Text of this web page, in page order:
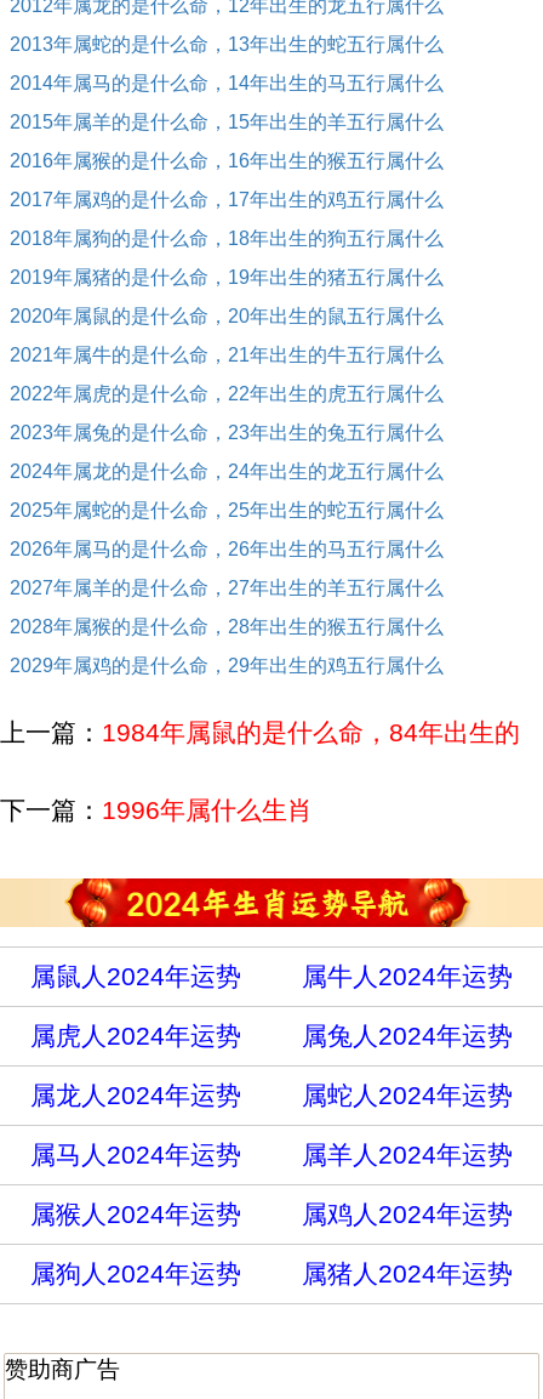
2012年属龙的是什么命，12年出生的龙五行属什么
2013年属蛇的是什么命，13年出生的蛇五行属什么
2014年属马的是什么命，14年出生的马五行属什么
2015年属羊的是什么命，15年出生的羊五行属什么
2016年属猴的是什么命，16年出生的猴五行属什么
2017年属鸡的是什么命，17年出生的鸡五行属什么
2018年属狗的是什么命，18年出生的狗五行属什么
2019年属猪的是什么命，19年出生的猪五行属什么
2020年属鼠的是什么命，20年出生的鼠五行属什么
2021年属牛的是什么命，21年出生的牛五行属什么
2022年属虎的是什么命，22年出生的虎五行属什么
2023年属兔的是什么命，23年出生的兔五行属什么
2024年属龙的是什么命，24年出生的龙五行属什么
2025年属蛇的是什么命，25年出生的蛇五行属什么
2026年属马的是什么命，26年出生的马五行属什么
2027年属羊的是什么命，27年出生的羊五行属什么
2028年属猴的是什么命，28年出生的猴五行属什么
2029年属鸡的是什么命，29年出生的鸡五行属什么
上一篇： 1984年属鼠的是什么命，84年出生的
下一篇： 1996年属什么生肖
属鼠人2024年运势 属牛人2024年运势
属虎人2024年运势 属兔人2024年运势
属龙人2024年运势 属蛇人2024年运势
属马人2024年运势 属羊人2024年运势
属猴人2024年运势 属鸡人2024年运势
属狗人2024年运势 属猪人2024年运势
赞助商广告